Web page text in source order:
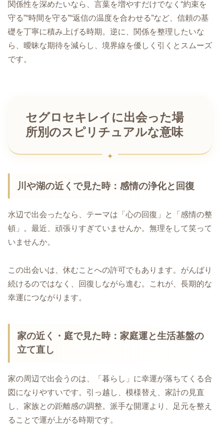
関係性を深めたいなら、言葉を増やすだけでなく“約束を
守る”“時間を守る”“返信の温度を合わせる”など、信頼の基
礎を丁寧に積み上げる時期。逆に、関係を整理したいな
ら、曖昧な期待を減らし、境界線を優しく引くとスムーズ
です。
セグロセキレイに出会った場
所別のスピリチュアルな意味
川や湖の近くで見た時：感情の浄化と回復
水辺で出会ったなら、テーマは「心の回復」と「感情の整
頓」。最近、頑張りすぎていませんか。無理をして笑って
いませんか。
この出会いは、休むことへの許可でもあります。がんばり
続けるのではなく、回復しながら進む。これが、長期的な
幸運につながります。
家の近く・庭で見た時：家庭運と生活基盤の
立て直し
家の周辺で出会うのは、「暮らし」に幸運が落ちてくる合
図になりやすいです。引っ越し、模様替え、家計の見直
し、家族との距離感の調整。派手な開運より、足元を整え
ることで運が上がる時期です。